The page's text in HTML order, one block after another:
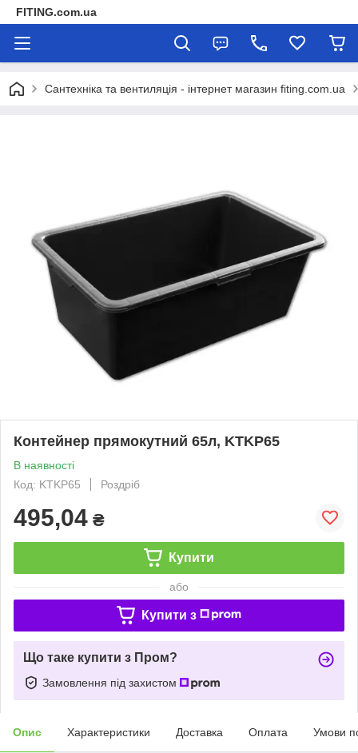
FITING.com.ua
Сантехніка та вентиляція - інтернет магазин fiting.com.ua
Контейнер прямокутний 65л, KTKP65
В наявності
Код: KTKP65
Роздріб
495,04 ₴
Купити
або
Купити з
Що таке купити з Пром?
Замовлення під захистом
Опис Характеристики Доставка Оплата Умови